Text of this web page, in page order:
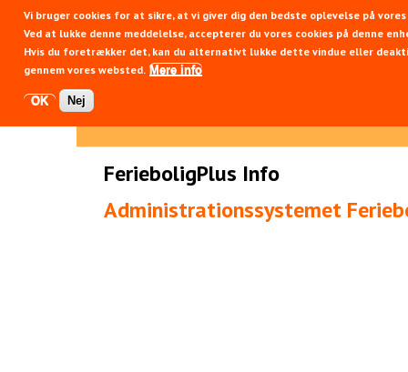
Vi bruger cookies for at sikre, at vi giver dig den bedste oplevelse på vores
Ved at lukke denne meddelelse, accepterer du vores cookies på denne
Hvis du foretrækker det, kan du alternativt lukke dette vindue eller
gennem vores websted. Mere info
OK Nej
FerieboligPlus Info
Administrationssystemet